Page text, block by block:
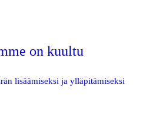
on kuultu